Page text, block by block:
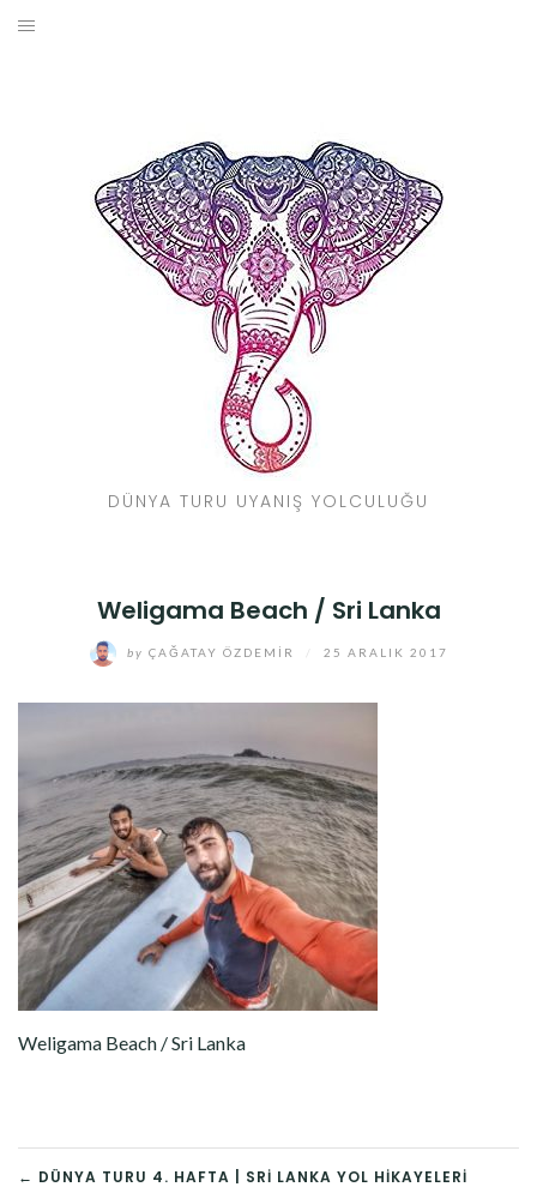
Skip
DÜNYA TURU UYANIŞ YOLCULUĞU
Weligama Beach / Sri Lanka
by ÇAĞATAY ÖZDEMIR 25 ARALIK 2017
Weligama Beach / Sri Lanka
← DÜNYA TURU 4. HAFTA | SRI LANKA YOL HIKAYELERI
SEYAHAT REHBERI